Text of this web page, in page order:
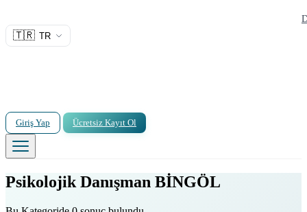
🇹🇷 TR
Giriş Yap Ücretsiz Kayıt Ol
Psikolojik Danışman BİNGÖL